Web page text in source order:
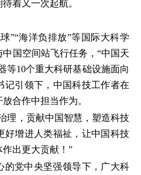
着又一次起航。
”“海洋负排放”等国际大科学
国空间站飞行任务，“中国天
等10个重大科研基础设施面向
引领下，中国科技工作者在
合作中担当作为。
理，贡献中国智慧，塑造科技
好增进人类福祉，让中国科技
出更大贡献！”
的党中央坚强领导下，广大科